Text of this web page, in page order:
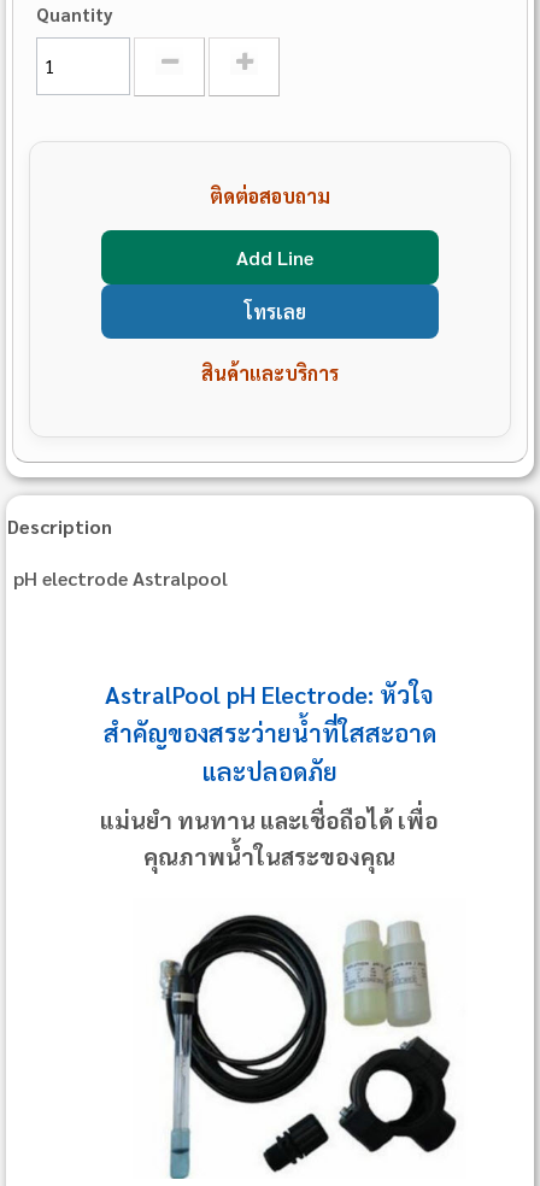
Quantity
ติดต่อสอบถาม
Add Line
โทรเลย
สินค้าและบริการ
Description
pH electrode Astralpool
AstralPool pH Electrode: หัวใจ
สำคัญของสระว่ายน้ำที่ใสสะอาด
และปลอดภัย
แม่นยำ ทนทาน และเชื่อถือได้ เพื่อ
คุณภาพน้ำในสระของคุณ